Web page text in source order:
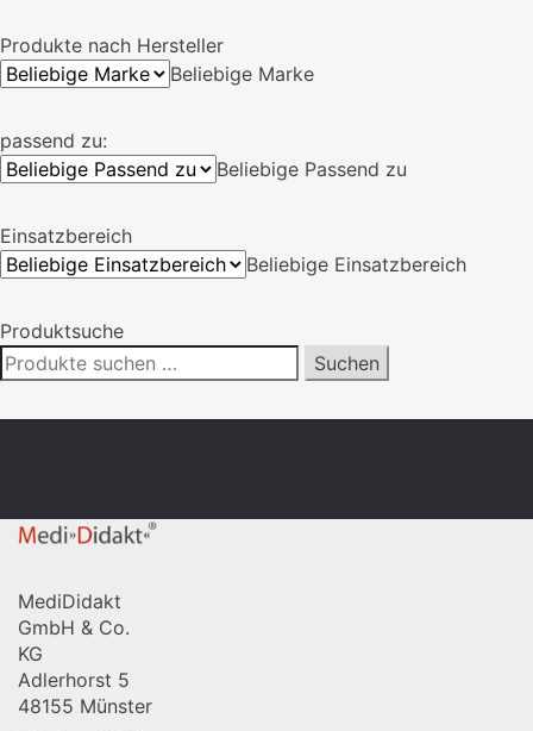
Produkte nach Hersteller
Beliebige Marke
passend zu:
Beliebige Passend zu
Einsatzbereich
Beliebige Einsatzbereich
Produktsuche
Suchen
nach:
Suchen
MediDidakt
GmbH & Co.
KG
Adlerhorst 5
48155 Münster